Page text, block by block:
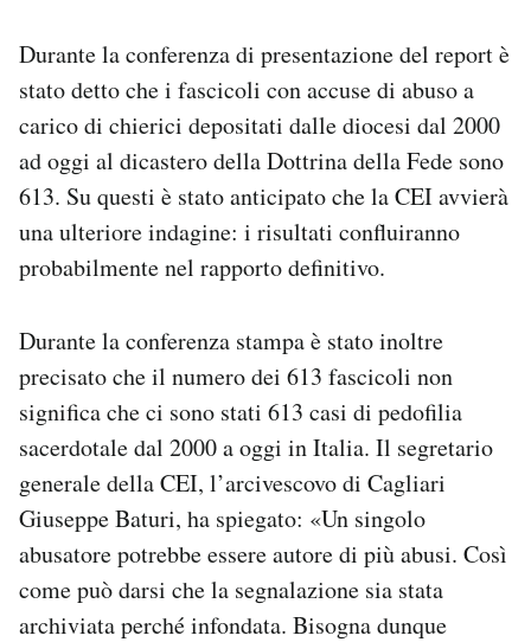
Durante la conferenza di presentazione del report è
stato detto che i fascicoli con accuse di abuso a
carico di chierici depositati dalle diocesi dal 2000
ad oggi al dicastero della Dottrina della Fede sono
613. Su questi è stato anticipato che la CEI avvierà
una ulteriore indagine: i risultati confluiranno
probabilmente nel rapporto definitivo.
Durante la conferenza stampa è stato inoltre
precisato che il numero dei 613 fascicoli non
significa che ci sono stati 613 casi di pedofilia
sacerdotale dal 2000 a oggi in Italia. Il segretario
generale della CEI, l’arcivescovo di Cagliari
Giuseppe Baturi, ha spiegato: «Un singolo
abusatore potrebbe essere autore di più abusi. Così
come può darsi che la segnalazione sia stata
archiviata perché infondata. Bisogna dunque